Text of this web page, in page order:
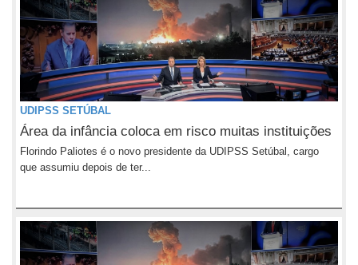
UDIPSS SETÚBAL
Área da infância coloca em risco muitas instituições
Florindo Paliotes é o novo presidente da UDIPSS Setúbal, cargo
que assumiu depois de ter...